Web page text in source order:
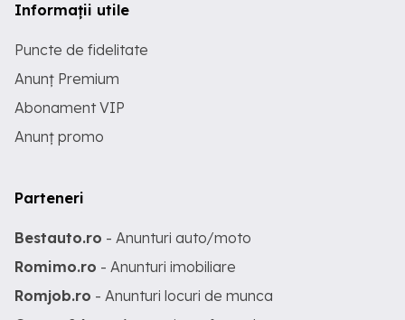
Informații utile
Puncte de fidelitate
Anunț Premium
Abonament VIP
Anunț promo
Parteneri
Bestauto.ro - Anunturi auto/moto
Romimo.ro - Anunturi imobiliare
Romjob.ro - Anunturi locuri de munca